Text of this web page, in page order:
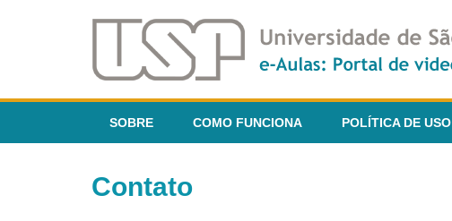
SOBRE COMO FUNCIONA POLÍTICA DE USO
Contato